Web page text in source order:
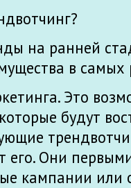
на ранней
в самых
Это
будут
его. Они
кампании или